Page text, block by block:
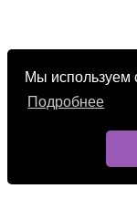
Мы используем
Подробнее